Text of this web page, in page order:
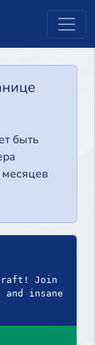
быть
Join
insane